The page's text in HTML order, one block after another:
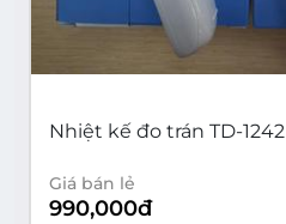
Nhiệt kế đo trán TD-1242
Giá bán lẻ
990,000đ